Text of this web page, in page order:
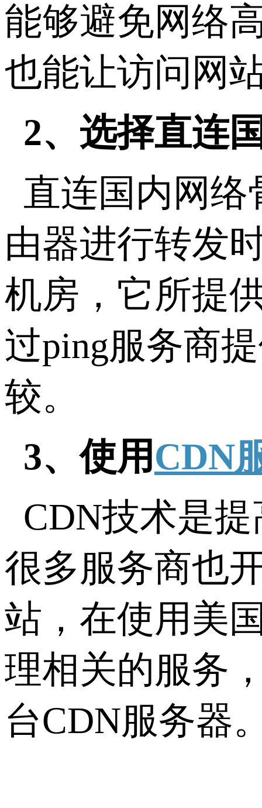
能够避免网络
也能让访问网
2、选择直连
直连国内网
由器进行转发
机房，它所提
过ping服务商
较。
3、使用CDN
CDN技术是
很多服务商也
站，在使用美
理相关的服务
台CDN服务器